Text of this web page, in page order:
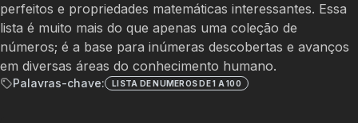
perfeitos e propriedades matemáticas interessantes. Essa
lista é muito mais do que apenas uma coleção de
números; é a base para inúmeras descobertas e avanços
em diversas áreas do conhecimento humano.
Palavras-chave: LISTA DE NUMEROS DE 1 A 100